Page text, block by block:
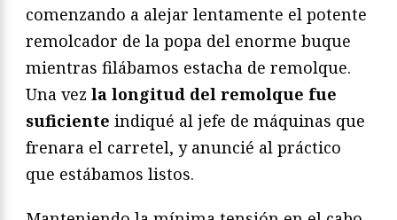
comenzando a alejar lentamente el potente
remolcador de la popa del enorme buque
mientras filábamos estacha de remolque.
Una vez la longitud del remolque fue
suficiente indiqué al jefe de máquinas que
frenara el carretel, y anuncié al práctico
que estábamos listos.